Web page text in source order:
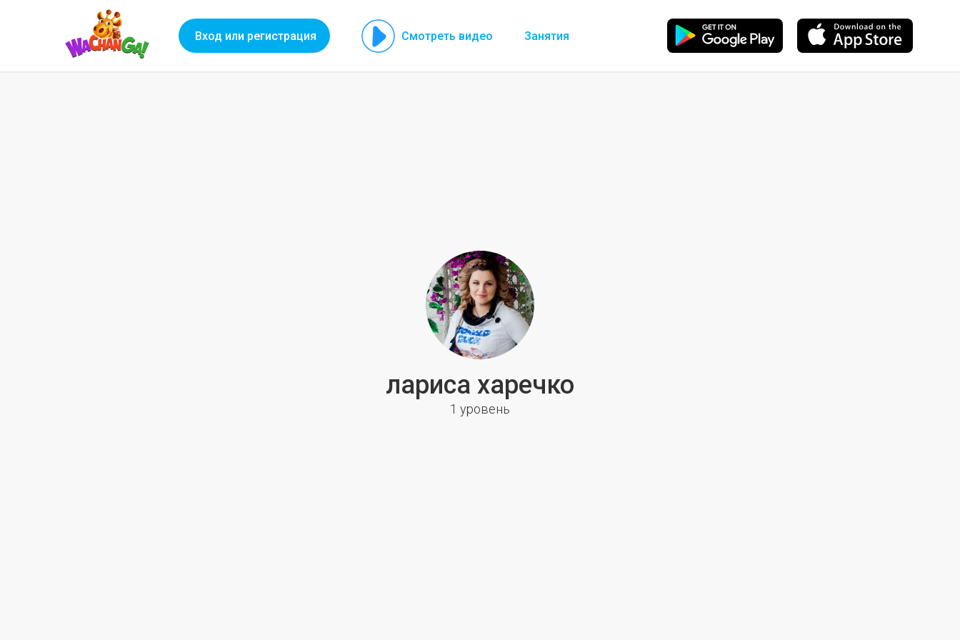
Вход или регистрация Смотреть видео Занятия
лариса харечко
1 уровень